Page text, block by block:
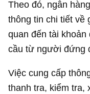
Theo đó, ngân
thông tin chi tiết về
quan đến tài
cầu từ người đứng
Việc cung cấp
thanh tra, kiểm tra,